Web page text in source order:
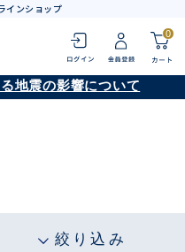
インショップ
0
地震の影響について
絞り込み